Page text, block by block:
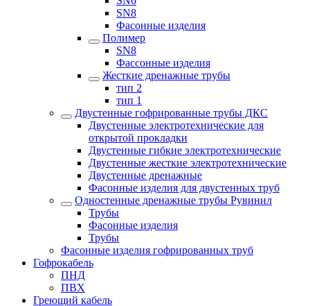
SN8
Фасонные изделия
Полимер
SN8
Фассонные изделия
Жесткие дренажные трубы
тип 2
тип 1
Двустенные гофрированные трубы ДКС
Двустенные электротехнические для
открытой прокладки
Двустенные гибкие электротехнические
Двустенные жесткие электротехнические
Двустенные дренажные
Фасонные изделия для двустенных труб
Одностенные дренажные трубы Рувинил
Трубы
Фасонные изделия
Трубы
Фасонные изделия гофрированных труб
Гофрокабель
ПНД
ПВХ
Греющий кабель